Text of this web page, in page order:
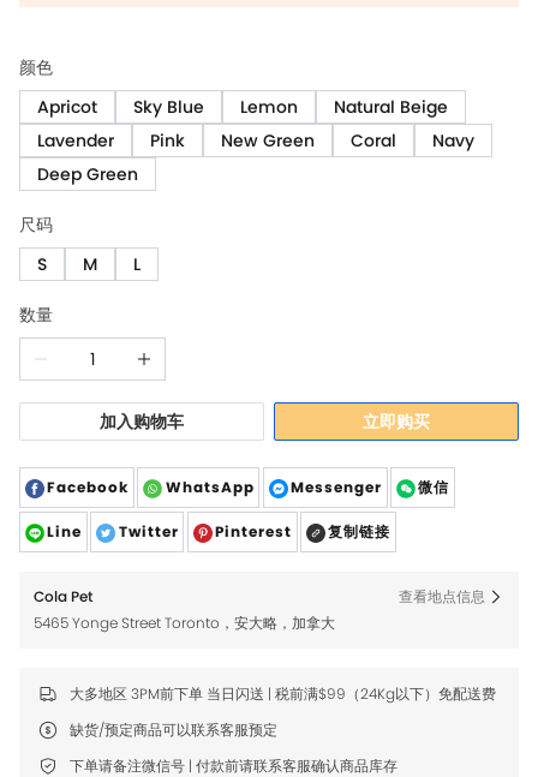
颜色
Apricot
Sky Blue Lemon
Natural Beige
Lavender
Pink New Green Coral
Navy
Deep Green
尺码
S
M L
数量
加入购物车 立即购买
Facebook WhatsApp Messenger 微信
Line Twitter Pinterest 复制链接
Cola Pet
5465 Yonge Street Toronto，安大略，加拿大
查看地点信息
大多地区 3PM前下单 当日闪送 | 税前满$99（24Kg以下）免配送费
缺货/预定商品可以联系客服预定
下单请备注微信号 | 付款前请联系客服确认商品库存